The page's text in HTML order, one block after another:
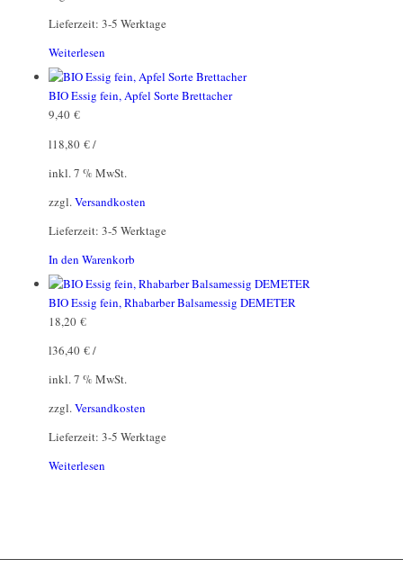
Lieferzeit: 3-5 Werktage
Weiterlesen
BIO Essig fein, Apfel Sorte Brettacher
9,40 €
18,80 €/
l
inkl. 7 % MwSt.
zzgl.Versandkosten
Lieferzeit: 3-5 Werktage
In den Warenkorb
BIO Essig fein, Rhabarber Balsamessig DEMETER
18,20 €
36,40 €/
l
inkl. 7 % MwSt.
zzgl.Versandkosten
Lieferzeit: 3-5 Werktage
Weiterlesen